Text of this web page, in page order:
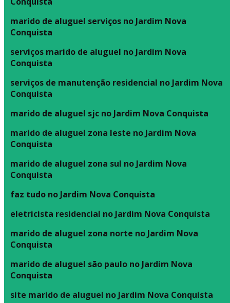
marido de aluguel serviços no Jardim Nova
Conquista
serviços marido de aluguel no Jardim Nova
Conquista
serviços de manutenção residencial no Jardim Nova
Conquista
marido de aluguel sjc no Jardim Nova Conquista
marido de aluguel zona leste no Jardim Nova
Conquista
marido de aluguel zona sul no Jardim Nova
Conquista
faz tudo no Jardim Nova Conquista
eletricista residencial no Jardim Nova Conquista
marido de aluguel zona norte no Jardim Nova
Conquista
marido de aluguel são paulo no Jardim Nova
Conquista
site marido de aluguel no Jardim Nova Conquista